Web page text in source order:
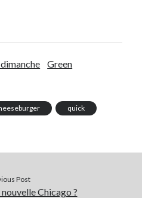
Green
quick
Post
Chicago ?